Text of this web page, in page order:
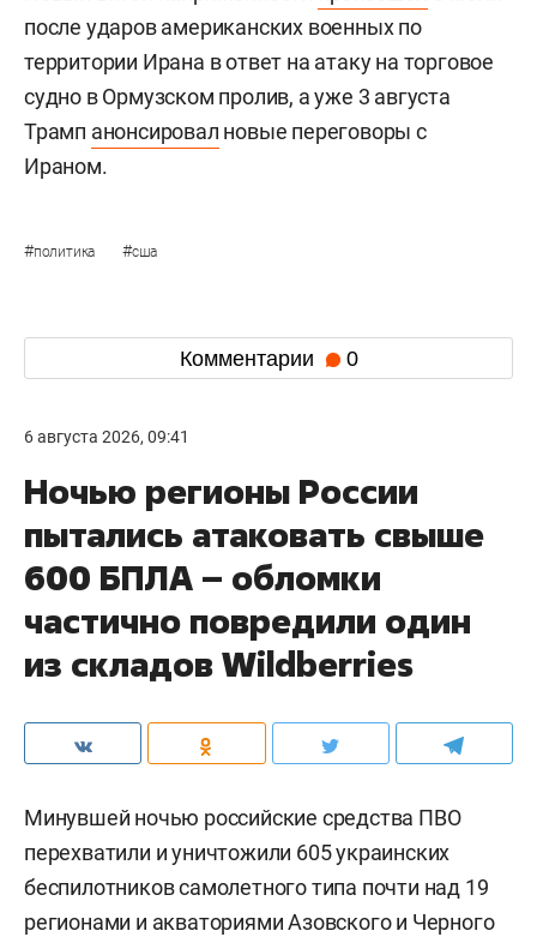
после ударов американских военных по
территории Ирана в ответ на атаку на торговое
судно в Ормузском пролив, а уже 3 августа
Трамп анонсировал новые переговоры с
Ираном.
#политика #сша
Комментарии 0
6 августа 2026, 09:41
Ночью регионы России
пытались атаковать свыше
600 БПЛА – обломки
частично повредили один
из складов Wildberries
Минувшей ночью российские средства ПВО
перехватили и уничтожили 605 украинских
беспилотников самолетного типа почти над 19
регионами и акваториями Азовского и Черного